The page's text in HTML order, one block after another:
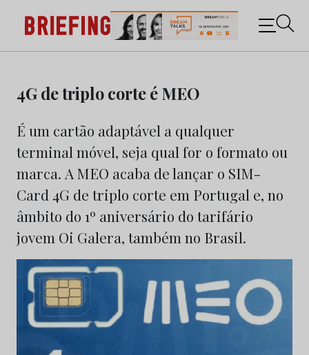
content
Briefing: Todas as notícias sobre os negócios do
Marketing e da Publicidade
4G de triplo corte é MEO
É um cartão adaptável a qualquer
terminal móvel, seja qual for o formato ou
marca. A MEO acaba de lançar o SIM-
Card 4G de triplo corte em Portugal e, no
âmbito do 1º aniversário do tarifário
jovem Oi Galera, também no Brasil.